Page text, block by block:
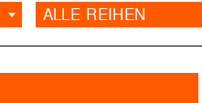
ALLE REIHEN